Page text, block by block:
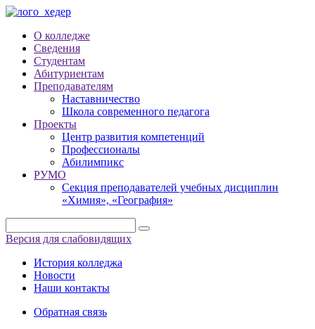
О колледже
Сведения
Студентам
Абитуриентам
Преподавателям
Наставничество
Школа современного педагога
Проекты
Центр развития компетенций
Профессионалы
Абилимпикс
РУМО
Секция преподавателей учебных дисциплин
«Химия», «География»
Версия для слабовидящих
История колледжа
Новости
Наши контакты
Обратная связь